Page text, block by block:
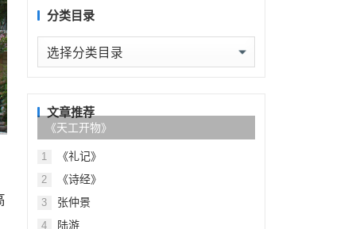
分类目录
分
类
录文章推荐
《天工开物》
1 《礼记》
2 《诗经》
3 张仲景
4 陆游